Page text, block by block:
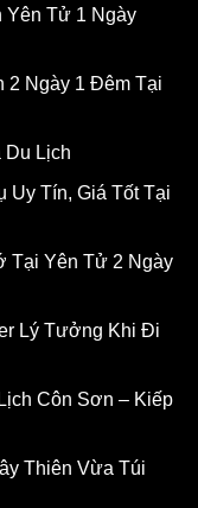
Yên Tử 1 Ngày
2 Ngày 1 Đêm Tại
Du Lịch
Uy Tín, Giá Tốt Tại
Tại Yên Tử 2 Ngày
Lý Tưởng Khi Đi
Côn Sơn – Kiếp
Thiên Vừa Túi